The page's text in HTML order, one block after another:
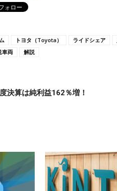
トヨタ（Toyota） ライドシェア
車両
解説
決算は純利益162％増！